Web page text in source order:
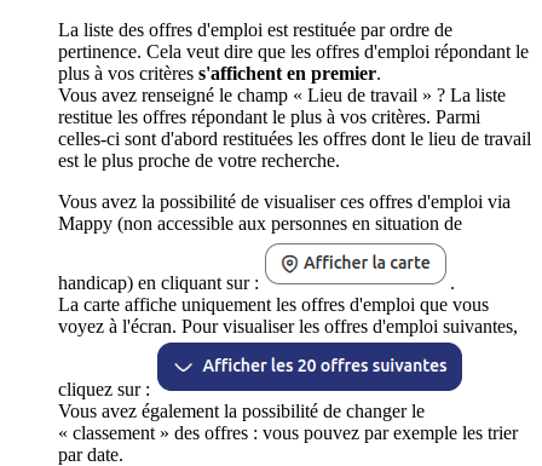
La liste des offres d'emploi est restituée par ordre de
pertinence. Cela veut dire que les offres d'emploi répondant le
plus à vos critères s'affichent en premier.
Vous avez renseigné le champ « Lieu de travail » ? La liste
restitue les offres répondant le plus à vos critères. Parmi
celles-ci sont d'abord restituées les offres dont le lieu de travail
est le plus proche de votre recherche.
Vous avez la possibilité de visualiser ces offres d'emploi via
Mappy (non accessible aux personnes en situation de
handicap) en cliquant sur :
.
La carte affiche uniquement les offres d'emploi que vous
voyez à l'écran. Pour visualiser les offres d'emploi suivantes,
cliquez sur :
Vous avez également la possibilité de changer le
« classement » des offres : vous pouvez par exemple les trier
par date.